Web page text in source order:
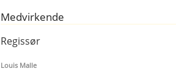
Medvirkende
Regissør
Louis Malle